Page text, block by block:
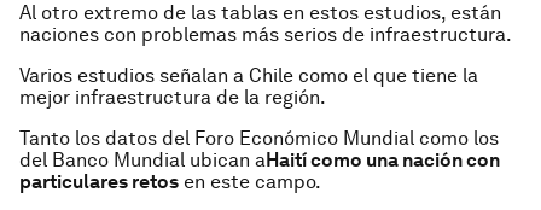
Al otro extremo de las tablas en estos estudios, están
naciones con problemas más serios de infraestructura.
Varios estudios señalan a Chile como el que tiene la
mejor infraestructura de la región.
Tanto los datos del Foro Económico Mundial como los
del Banco Mundial ubican aHaití como una nación con
particulares retos en este campo.